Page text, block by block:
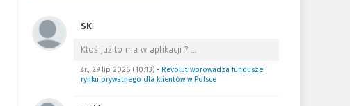
SK:
Ktoś już to ma w aplikacji ? …
śr., 29 lip 2026 (10:13)• Revolut wprowadza fundusze
rynku prywatnego dla klientów w Polsce